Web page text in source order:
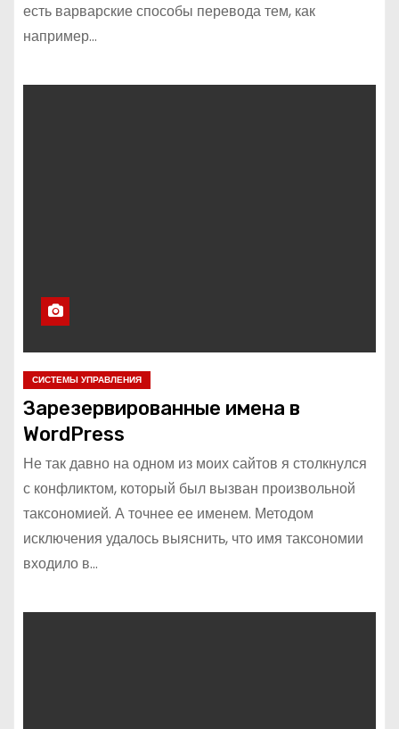
есть варварские способы перевода тем, как
например…
СИСТЕМЫ УПРАВЛЕНИЯ
Зарезервированные имена в
WordPress
Не так давно на одном из моих сайтов я столкнулся
с конфликтом, который был вызван произвольной
таксономией. А точнее ее именем. Методом
исключения удалось выяснить, что имя таксономии
входило в…